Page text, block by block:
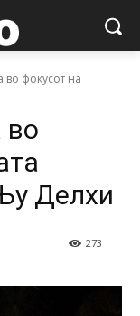
во фокусот на
во
Делхи
273